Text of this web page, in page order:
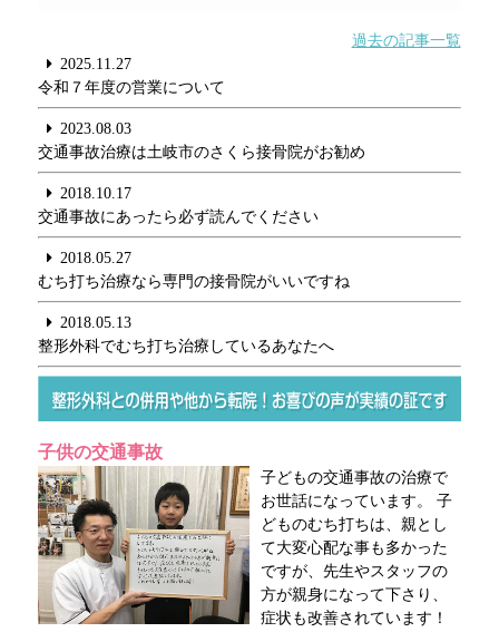
過去の記事一覧
2025.11.27
令和７年度の営業について
2023.08.03
交通事故治療は土岐市のさくら接骨院がお勧め
2018.10.17
交通事故にあったら必ず読んでください
2018.05.27
むち打ち治療なら専門の接骨院がいいですね
2018.05.13
整形外科でむち打ち治療しているあなたへ
子供の交通事故
子どもの交通事故の治療で
お世話になっています。 子
どものむち打ちは、親とし
て大変心配な事も多かった
ですが、先生やスタッフの
方が親身になって下さり、
症状も改善されています！